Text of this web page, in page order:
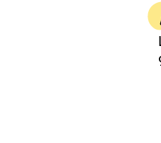
Lylian
9 rue Jean